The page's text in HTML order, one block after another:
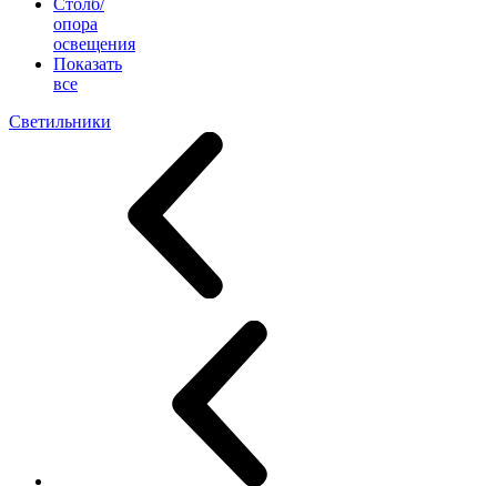
Столб/
опора
освещения
Показать
все
Светильники